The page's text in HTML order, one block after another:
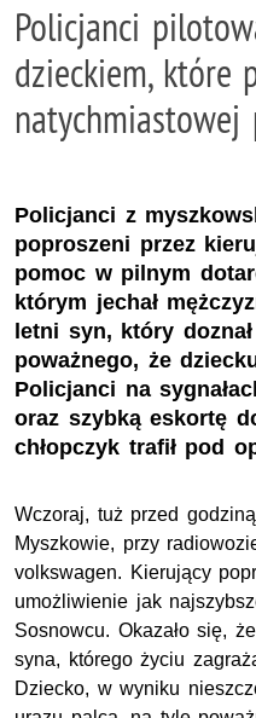
Policjanci
dzieckiem, które
natychmiastowej
Policjanci z
poproszeni przez
pomoc w pilnym
którym jechał
letni syn, który
poważnego, że
Policjanci na
oraz szybką eskortę
chłopczyk trafił pod
Wczoraj, tuż przed
Myszkowie, przy
volkswagen. Kierujący
umożliwienie jak
Sosnowcu. Okazało się,
syna, którego życiu
Dziecko, w wyniku